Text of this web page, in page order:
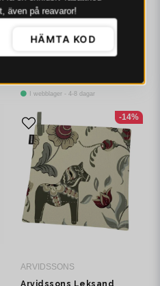
Arvidssons Emil I
I webblager - 4-8 dagar
ARVIDSSONS
-14%
även på reavaror!
HÄMTA KOD